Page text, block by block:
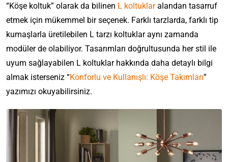
“Köşe koltuk” olarak da bilinen L koltuklaralandan tasarruf
etmek için mükemmel bir seçenek. Farklı tarzlarda, farklı tip
kumaşlarla üretilebilen L tarzı koltuklar aynı zamanda
modüler de olabiliyor. Tasarımları doğrultusunda her stil ile
uyum sağlayabilen L koltuklar hakkında daha detaylı bilgi
almak isterseniz “Konforlu ve Kullanışlı: Köşe Takımları”
yazımızı okuyabilirsiniz.